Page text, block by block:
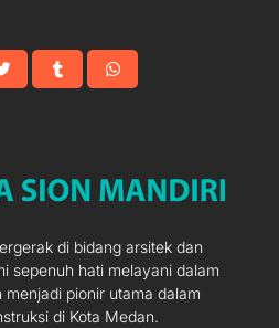
di bidang arsitek dan
sepenuh hati melayani dalam
menjadi pionir utama dalam
di Kota Medan.